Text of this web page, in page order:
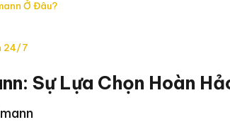
Ở Đâu?
24/7
Sự Lựa Chọn Hoàn